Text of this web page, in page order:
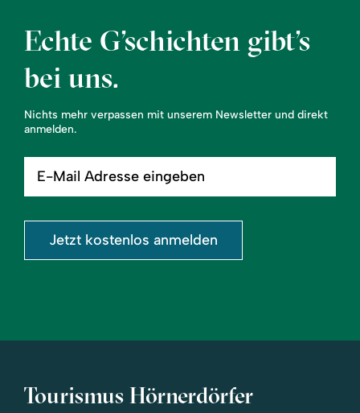
Echte G’schichten gibt’s
bei uns.
Nichts mehr verpassen mit unserem Newsletter und direkt
anmelden.
Mail
eingeben
Jetzt kostenlos anmelden
Tourismus Hörnerdörfer